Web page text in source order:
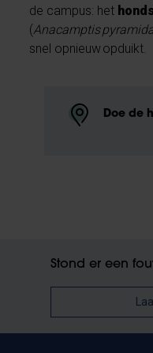
de campus: het
(Anacamptis
snel opnieuw opduikt.
Doe de
Stond er een